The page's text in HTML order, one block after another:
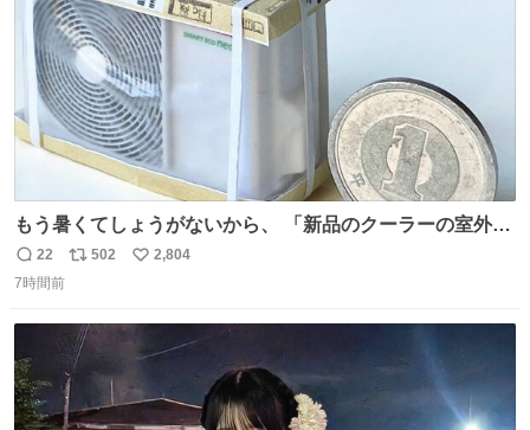
もう暑くてしょうがないから、 「新品のクーラーの室外機
のミニチュア」 でも見ていってよ
返
信
22
リ
ト
数
502
い
数
2,804
7時間前